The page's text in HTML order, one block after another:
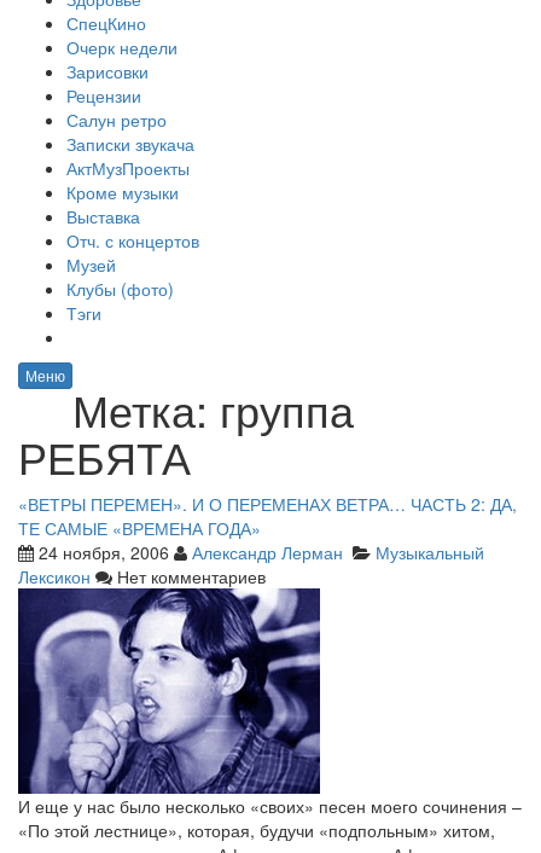
СпецКино
Очерк недели
Зарисовки
Рецензии
Салун ретро
Записки звукача
АктМузПроекты
Кроме музыки
Выставка
Отч. с концертов
Музей
Клубы (фото)
Тэги
Меню
Метка: группа
РЕБЯТА
«ВЕТРЫ ПЕРЕМЕН». И О ПЕРЕМЕНАХ ВЕТРА… ЧАСТЬ 2: ДА,
ТЕ САМЫЕ «ВРЕМЕНА ГОДА»
24 ноября, 2006
Александр Лерман
Музыкальный
Лексикон
Нет комментариев
И еще у нас было несколько «своих» песен моего сочинения –
«По этой лестнице», которая, будучи «подпольным» хитом,